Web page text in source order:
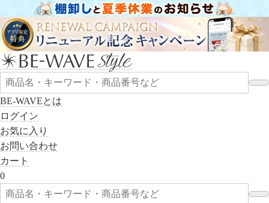
BE-WAVEとは
ログイン
お気に入り
お問い合わせ
カート
0